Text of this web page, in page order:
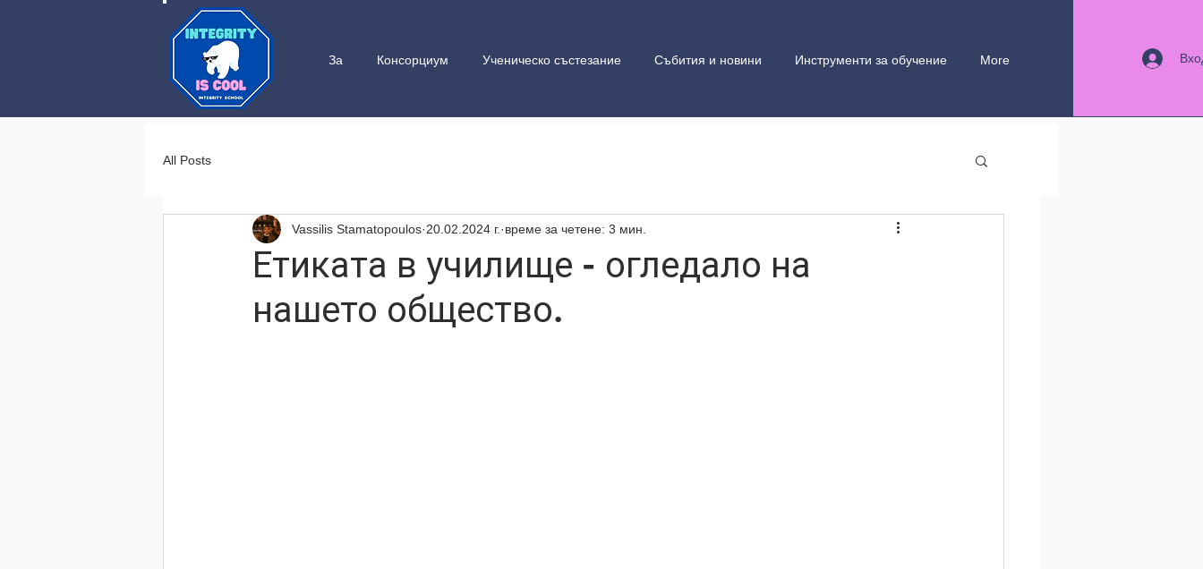
За Консорциум Ученическо състезание Събития и новини Инструменти за обучение More
All Posts
Етиката в училище - огледало на
нашето общество.
Vassilis Stamatopoulos 20.02.2024 г. време за четене: 3 мин.